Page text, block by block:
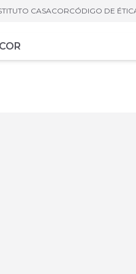
CASACORCÓDIGO DE